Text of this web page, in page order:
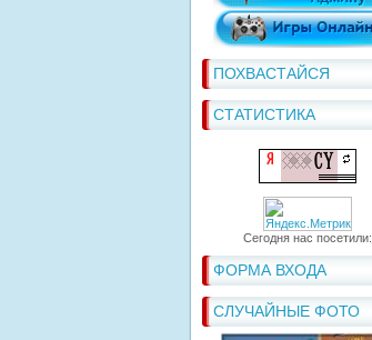
ПОХВАСТАЙСЯ
СТАТИСТИКА
Сегодня нас посетили:
ФОРМА ВХОДА
СЛУЧАЙНЫЕ ФОТО